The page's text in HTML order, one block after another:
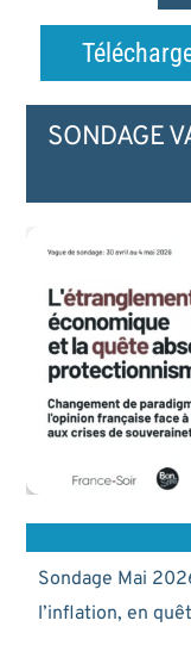
SONDAGE
Sondage Mai
l’inflation, en